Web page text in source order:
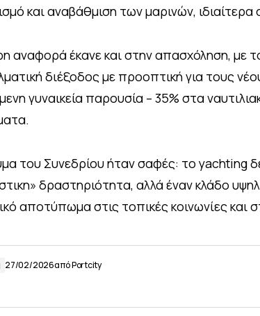
και αναβάθμιση των μαρινών, ιδιαίτερα
αναφορά έκανε και στην απασχόληση, με
διέξοδος με προοπτική για τους
γυναικεία παρουσία – 35% στα
του Συνεδρίου ήταν σαφές: το yachting
δραστηριότητα, αλλά έναν κλάδο
αποτύπωμα στις τοπικές κοινωνίες και
27/02/2026απόPortcity